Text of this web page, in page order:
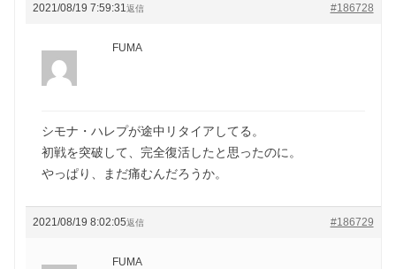
2021/08/19 7:59:31 #186728
返信
FUMA
シモナ・ハレプが途中リタイアしてる。
初戦を突破して、完全復活したと思ったのに。
やっぱり、まだ痛むんだろうか。
2021/08/19 8:02:05 #186729
返信
FUMA